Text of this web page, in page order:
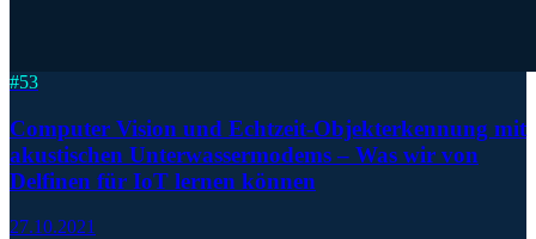
#53
Computer Vision und Echtzeit-Objekterkennung mit
akustischen Unterwassermodems – Was wir von
Delfinen für IoT lernen können
27.10.2021